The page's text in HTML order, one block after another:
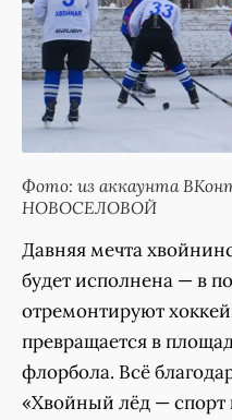
Фото: из аккаунта
НОВОСЕЛОВОЙ
Давняя мечта
будет исполнена — в
отремонтируют
превращается в
флорбола. Всё
«Хвойный лёд — спорт